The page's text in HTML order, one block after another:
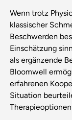
Wenn trotz
klassischer
Beschwerden
Einschätzung
als ergänzende
Bloomwell
erfahrenen
Situation